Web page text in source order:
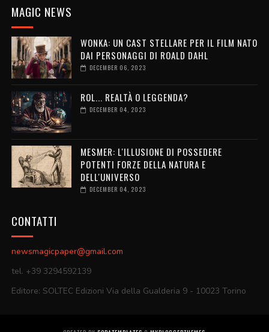
MAGIC NEWS
WONKA: UN CAST STELLARE PER IL FILM NATO
DAI PERSONAGGI DI ROALD DAHL
DECEMBER 06, 2023
ROL... REALTÀ O LEGGENDA?
DECEMBER 04, 2023
MESMER: L'ILLUSIONE DI POSSEDERE
POTENTI FORZE DELLA NATURA E
DELL'UNIVERSO
DECEMBER 04, 2023
CONTATTI
newsmagicpaper@gmail.com
tel. +39 3294592139
Editore: SOLTEC Edizioni Via della Gualderia 9 - 10023 Torino